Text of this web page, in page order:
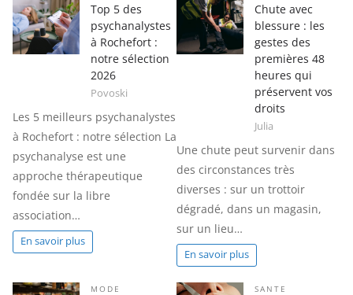
Top 5 des
psychanalystes
à Rochefort :
notre sélection
2026
Povoski
Les 5 meilleurs psychanalystes
à Rochefort : notre sélection La
psychanalyse est une
approche thérapeutique
fondée sur la libre
association…
En savoir plus
Chute avec
blessure : les
gestes des
premières 48
heures qui
préservent vos
droits
Julia
Une chute peut survenir dans
des circonstances très
diverses : sur un trottoir
dégradé, dans un magasin,
sur un lieu…
En savoir plus
MODE SANTE